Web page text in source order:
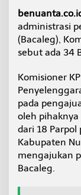
administrasi
(Bacaleg),
sebut ada 34
Komisioner
pada
oleh
dari 18 Parpol
Kabupaten
mengajukan
Bacaleg.